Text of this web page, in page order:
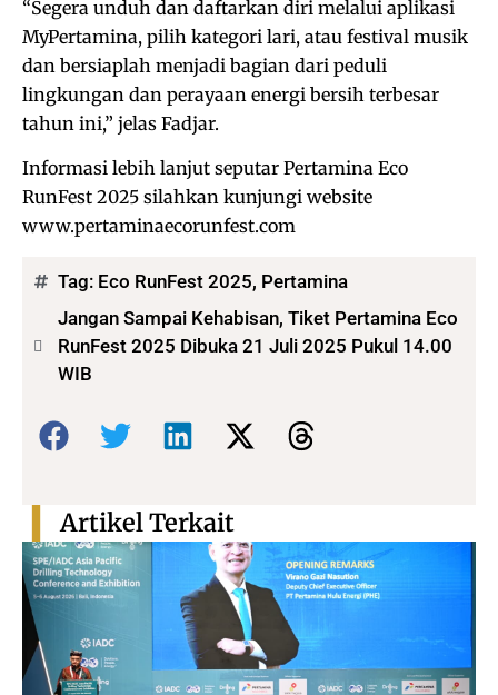
“Segera unduh dan daftarkan diri melalui aplikasi
MyPertamina, pilih kategori lari, atau festival musik
dan bersiaplah menjadi bagian dari peduli
lingkungan dan perayaan energi bersih terbesar
tahun ini,” jelas Fadjar.
Informasi lebih lanjut seputar Pertamina Eco
RunFest 2025 silahkan kunjungi website
www.pertaminaecorunfest.com
Tag: Eco RunFest 2025, Pertamina
Jangan Sampai Kehabisan, Tiket Pertamina Eco
RunFest 2025 Dibuka 21 Juli 2025 Pukul 14.00
WIB
Bagikan:
Artikel Terkait